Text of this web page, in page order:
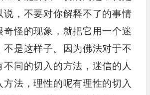
说，不要对你解释不了的事情
奇怪的现象，就把它用一个迷
不是这样子。因为佛法对于不
不同的切入的方法，迷信的人
方法，理性的呢有理性的切入